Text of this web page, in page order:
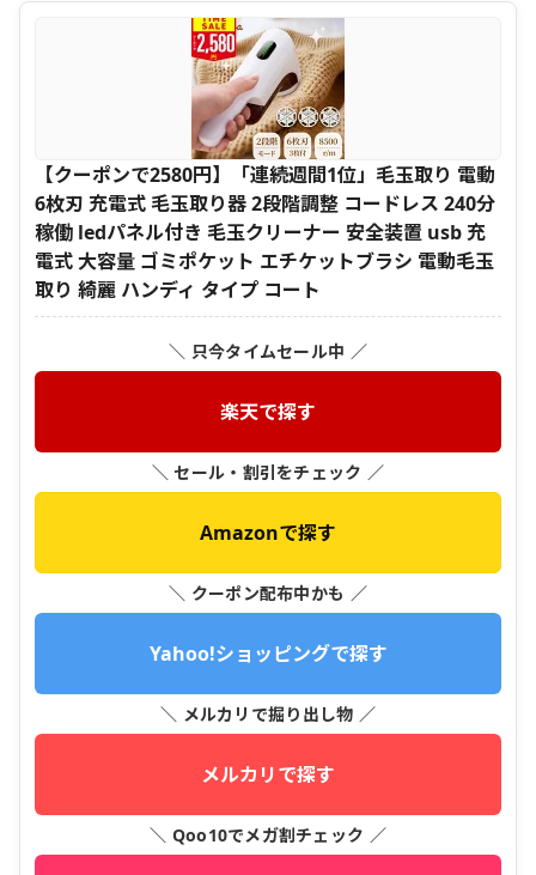
【クーポンで2580円】「連続週間1位」毛玉取り 電動
6枚刃 充電式 毛玉取り器 2段階調整 コードレス 240分
稼働 ledパネル付き 毛玉クリーナー 安全装置 usb 充
電式 大容量 ゴミポケット エチケットブラシ 電動毛玉
取り 綺麗 ハンディ タイプ コート
＼ 只今タイムセール中 ／
楽天で探す
＼ セール・割引をチェック ／
Amazonで探す
＼ クーポン配布中かも ／
Yahoo!ショッピングで探す
＼ メルカリで掘り出し物 ／
メルカリで探す
＼ Qoo10でメガ割チェック ／